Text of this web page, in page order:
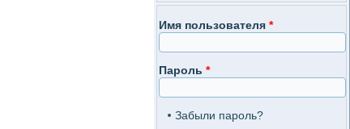
Имя пользователя *
Пароль *
Забыли пароль?